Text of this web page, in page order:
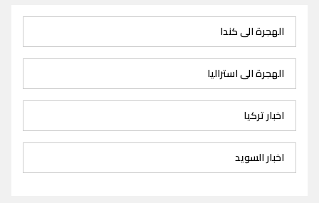
الهجرة الى كندا
الهجرة الى استراليا
اخبار تركيا
اخبار السويد